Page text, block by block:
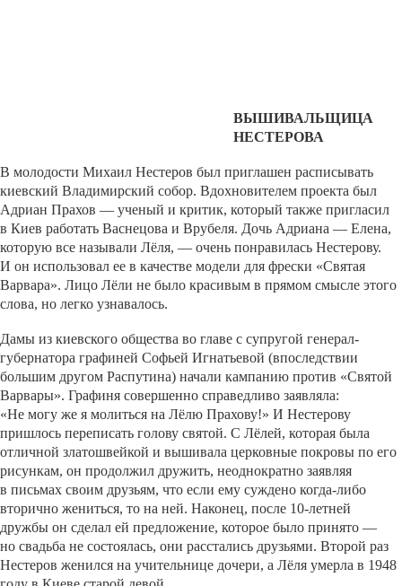
ВЫШИВАЛЬЩИЦА
НЕСТЕРОВА
В молодости Михаил Нестеров был приглашен расписывать
киевский Владимирский собор. Вдохновителем проекта был
Адриан Прахов — ученый и критик, который также пригласил
в Киев работать Васнецова и Врубеля. Дочь Адриана — Елена,
которую все называли Лёля, — очень понравилась Нестерову.
И он использовал ее в качестве модели для фрески «Святая
Варвара». Лицо Лёли не было красивым в прямом смысле этого
слова, но легко узнавалось.
Дамы из киевского общества во главе с супругой генерал-
губернатора графиней Софьей Игнатьевой (впоследствии
большим другом Распутина) начали кампанию против «Святой
Варвары». Графиня совершенно справедливо заявляла:
«Не могу же я молиться на Лёлю Прахову!» И Нестерову
пришлось переписать голову святой. С Лёлей, которая была
отличной златошвейкой и вышивала церковные покровы по его
рисункам, он продолжил дружить, неоднократно заявляя
в письмах своим друзьям, что если ему суждено когда-либо
вторично жениться, то на ней. Наконец, после 10-летней
дружбы он сделал ей предложение, которое было принято —
но свадьба не состоялась, они расстались друзьями. Второй раз
Нестеров женился на учительнице дочери, а Лёля умерла в 1948